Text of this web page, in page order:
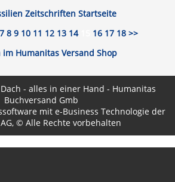
Zeitschriften Startseite
7 8 9 10 11 12 13 1415 16 17 18 >>
im Humanitas Versand Shop
- alles in einer Hand - Humanitas
Buchversand Gmb
mit e-Business Technologie der
, © Alle Rechte vorbehalten